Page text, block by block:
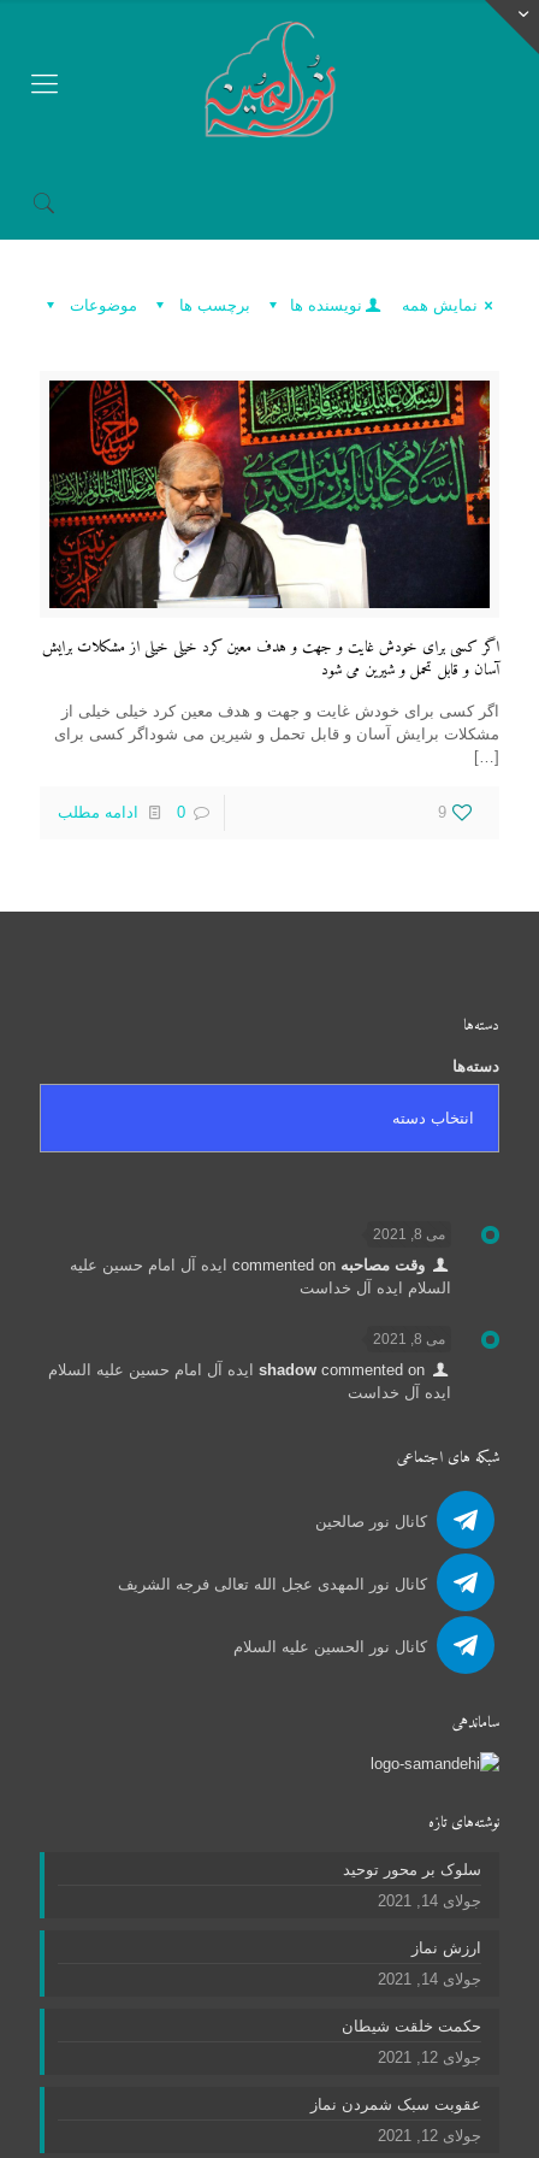
موضوعات برچسب ها نویسنده ها نمایش همه
اگر کسی برای خودش غایت و جهت و هدف معین کرد خیلی خیلی از مشکلات برایش
آسان و قابل تحمل و شیرین می شود
اگر کسی برای خودش غایت و جهت و هدف معین کرد خیلی خیلی از
مشکلات برایش آسان و قابل تحمل و شیرین می شوداگر کسی برای
[…]
9
0 ادامه مطلب
دسته‌ها
دسته‌ها
می 8, 2021
وقت مصاحبه commented on
ایده آل امام حسین علیه
السلام ایده آل خداست
می 8, 2021
shadowcommented on
ایده آل امام حسین علیه السلام
ایده آل خداست
شبکه های اجتماعی
کانال نور صالحین
کانال نور المهدی عجل الله تعالی فرجه الشریف
کانال نور الحسین علیه السلام
ساماندهی
نوشته‌های تازه
سلوک بر محور توحید
جولای 14, 2021
ارزش نماز
جولای 14, 2021
حکمت خلقت شیطان
جولای 12, 2021
عقوبت سبک شمردن نماز
جولای 12, 2021